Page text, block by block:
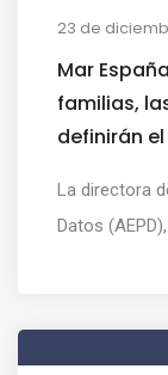
23 de
Mar
familias,
definirán
La directora
Datos